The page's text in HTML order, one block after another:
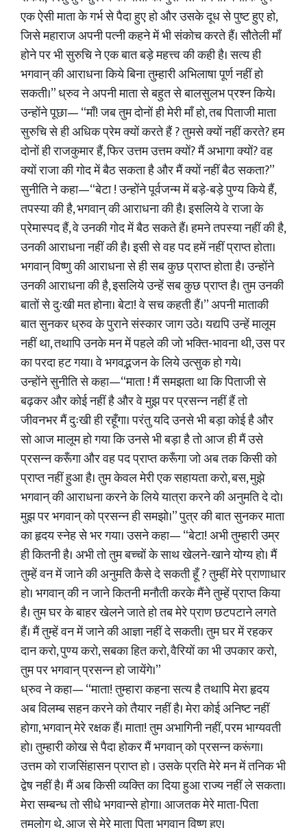
एक ऐसी माता के गर्भ से पैदा हुए हो और उसके दूध से पुष्ट हुए हो,
जिसे महाराज अपनी पत्नी कहने में भी संकोच करते हैं। सौतेली माँ
होने पर भी सुरुचि ने एक बात बड़े महत्त्व की कही है। सत्य ही
भगवान्‌ की आराधना किये बिना तुम्हारी अभिलाषा पूर्ण नहीं हो
सकती।” ध्रुव ने अपनी माता से बहुत से बालसुलभ प्रश्न किये।
उन्होंने पूछा— “माँ! जब तुम दोनों ही मेरी माँ हो, तब पिताजी माता
सुरुचि से ही अधिक प्रेम क्यों करते हैं ? तुमसे क्यों नहीं करते? हम
दोनों ही राजकुमार हैं, फिर उत्तम उत्तम क्यों? मैं अभागा क्यों? वह
क्यों राजा की गोद में बैठ सकता है और मैं क्यों नहीं बैठ सकता?”
सुनीति ने कहा—“बेटा ! उन्होंने पूर्वजन्म में बड़े-बड़े पुण्य किये हैं,
तपस्या की है, भगवान्‌ की आराधना की है। इसलिये वे राजा के
प्रेमास्पद हैं, वे उनकी गोद में बैठ सकते हैं। हमने तपस्या नहीं की है,
उनकी आराधना नहीं की है। इसी से वह पद हमें नहीं प्राप्त होता।
भगवान् विष्णु की आराधना से ही सब कुछ प्राप्त होता है। उन्होंने
उनकी आराधना की है, इसलिये उन्हें सब कुछ प्राप्त है। तुम उनकी
बातों से दुःखी मत होना। बेटा! वे सच कहती हैं।” अपनी माताकी
बात सुनकर ध्रुव के पुराने संस्कार जाग उठे। यद्यपि उन्हें मालूम
नहीं था, तथापि उनके मन में पहले की जो भक्ति-भावना थी, उस पर
का परदा हट गया। वे भगवद्भजन के लिये उत्सुक हो गये।
उन्होंने सुनीति से कहा—“माता ! मैं समझता था कि पिताजी से
बढ़कर और कोई नहीं है और वे मुझ पर प्रसन्न नहीं हैं तो
जीवनभर मैं दुःखी ही रहूँगा। परंतु यदि उनसे भी बड़ा कोई है और
सो आज मालूम हो गया कि उनसे भी बड़ा है तो आज ही मैं उसे
प्रसन्न करूँगा और वह पद प्राप्त करूँगा जो अब तक किसी को
प्राप्त नहीं हुआ है। तुम केवल मेरी एक सहायता करो, बस, मुझे
भगवान् की आराधना करने के लिये यात्रा करने की अनुमति दे दो।
मुझ पर भगवान्‌ को प्रसन्न ही समझो।” पुत्र की बात सुनकर माता
का हृदय स्नेह से भर गया। उसने कहा— “बेटा! अभी तुम्हारी उम्र
ही कितनी है। अभी तो तुम बच्चों के साथ खेलने-खाने योग्य हो। मैं
तुम्हें वन में जाने की अनुमति कैसे दे सकती हूँ ? तुम्हीं मेरे प्राणाधार
हो। भगवान्‌ की न जाने कितनी मनौती करके मैंने तुम्हें प्राप्त किया
है। तुम घर के बाहर खेलने जाते हो तब मेरे प्राण छटपटाने लगते
हैं। मैं तुम्हें वन में जाने की आज्ञा नहीं दे सकती। तुम घर में रहकर
दान करो, पुण्य करो, सबका हित करो, वैरियों का भी उपकार करो,
तुम पर भगवान् प्रसन्न हो जायेंगे।”
ध्रुव ने कहा— “माता! तुम्हारा कहना सत्य है तथापि मेरा हृदय
अब विलम्ब सहन करने को तैयार नहीं है। मेरा कोई अनिष्ट नहीं
होगा, भगवान् मेरे रक्षक हैं। माता! तुम अभागिनी नहीं, परम भाग्यवती
हो। तुम्हारी कोख से पैदा होकर मैं भगवान् को प्रसन्न करूंगा।
उत्तम को राजसिंहासन प्राप्त हो । उसके प्रति मेरे मन में तनिक भी
द्वेष नहीं है। मैं अब किसी व्यक्ति का दिया हुआ राज्य नहीं ले सकता।
मेरा सम्बन्ध तो सीधे भगवान्से होगा। आजतक मेरे माता-पिता